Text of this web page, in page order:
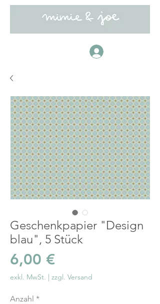
Geschenkpapier "Design
blau", 5 Stück
6,00 €Preis
exkl. MwSt. | zzgl. Versand
Anzahl *